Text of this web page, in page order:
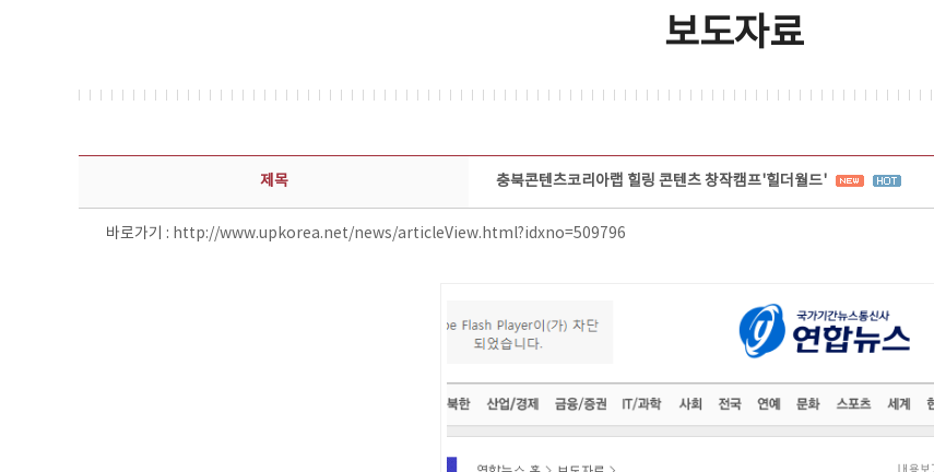
보도자료
보도자료 상세보기 - 제목, 담당부서, 담당자, 담당연락처, 내용, 첨부파일 정보 제공
제목 충북콘텐츠코리아랩 힐링 콘텐츠 창작캠프'힐더월드'
바로가기 : http://www.upkorea.net/news/articleView.html?idxno=509796